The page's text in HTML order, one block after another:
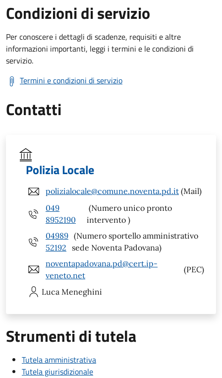
Condizioni di servizio
Per conoscere i dettagli di scadenze, requisiti e altre
informazioni importanti, leggi i termini e le condizioni di
servizio.
Termini e condizioni di servizio
Contatti
Polizia Locale
polizialocale@comune.noventa.pd.it (Mail)
049
8952190
(Numero unico pronto
intervento )
04989
52192
(Numero sportello amministrativo
sede Noventa Padovana)
noventapadovana.pd@cert.ip-
veneto.net
(PEC)
Luca Meneghini
Strumenti di tutela
Tutela amministrativa
Tutela giurisdizionale